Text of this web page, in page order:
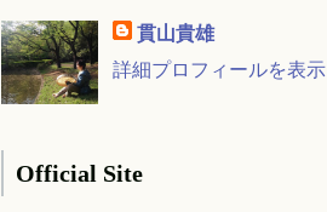
貫山貴雄
詳細プロフィールを表示
Official Site